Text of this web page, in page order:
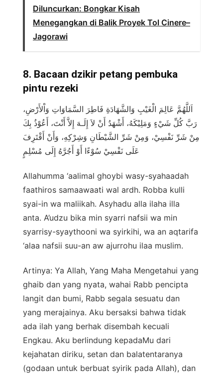
Diluncurkan: Bongkar Kisah
Menegangkan di Balik Proyek Tol Cinere–
Jagorawi
8. Bacaan dzikir petang pembuka
pintu rezeki
اَللَّهُمَّ عَالِمَ الْغَيْبِ وَالشَّهَادَةِ فَاطِرَ السَّمَاوَاتِ وَاْلأَرْضِ،
رَبَّ كُلِّ شَيْءٍ وَمَلِيْكَهُ، أَشْهَدُ أَنْ لاَ إِلَـهَ إِلاَّ أَنْتَ، أَعُوْذُ بِكَ
مِنْ شَرِّ نَفْسِيْ، وَمِنْ شَرِّ الشَّيْطَانِ وَشِرْكِهِ، وَأَنْ أَقْتَرِفَ
عَلَى نَفْسِيْ سُوْءًا أَوْ أَجُرَّهُ إِلَى مُسْلِمٍ
Allahumma ‘aalimal ghoybi wasy-syahaadah
faathiros samaawaati wal ardh. Robba kulli
syai-in wa maliikah. Asyhadu alla ilaha illa
anta. A’udzu bika min syarri nafsii wa min
syarrisy-syaythooni wa syirkihi, wa an aqtarifa
‘alaa nafsii suu-an aw ajurrohu ilaa muslim.
Artinya: Ya Allah, Yang Maha Mengetahui yang
ghaib dan yang nyata, wahai Rabb pencipta
langit dan bumi, Rabb segala sesuatu dan
yang merajainya. Aku bersaksi bahwa tidak
ada ilah yang berhak disembah kecuali
Engkau. Aku berlindung kepadaMu dari
kejahatan diriku, setan dan balatentaranya
(godaan untuk berbuat syirik pada Allah), dan